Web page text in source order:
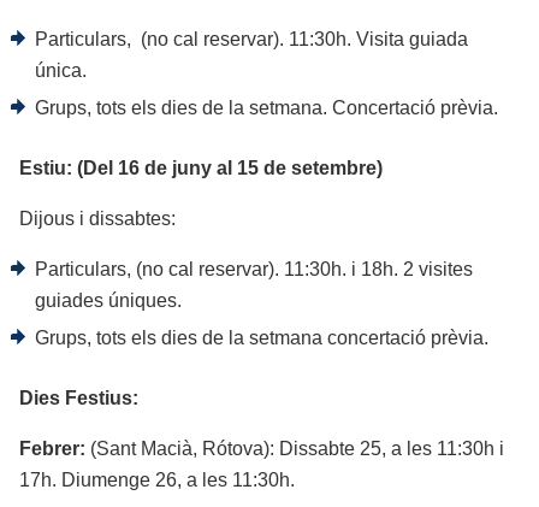
Particulars, (no cal reservar). 11:30h. Visita guiada
única.
Grups, tots els dies de la setmana. Concertació prèvia.
Estiu: (Del 16 de juny al 15 de setembre)
Dijous i dissabtes:
Particulars, (no cal reservar). 11:30h. i 18h. 2 visites
guiades úniques.
Grups, tots els dies de la setmana concertació prèvia.
Dies Festius:
Febrer: (Sant Macià, Rótova): Dissabte 25, a les 11:30h i
17h. Diumenge 26, a les 11:30h.